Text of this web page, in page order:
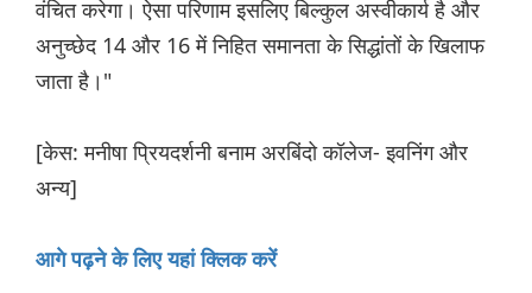
वंचित करेगा। ऐसा परिणाम इसलिए बिल्कुल अस्वीकार्य है और
अनुच्छेद 14 और 16 में निहित समानता के सिद्धांतों के खिलाफ
जाता है।"
[केस: मनीषा प्रियदर्शनी बनाम अरबिंदो कॉलेज- इवनिंग और
अन्य]
आगे पढ़ने के लिए यहां क्लिक करें